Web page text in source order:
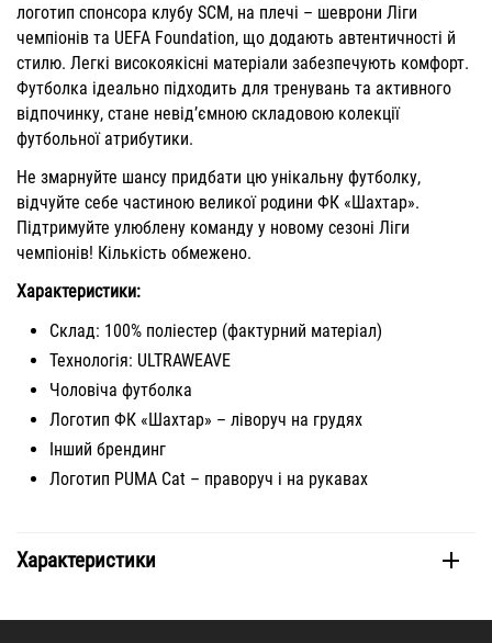
логотип спонсора клубу SCM, на плечі – шеврони Ліги
чемпіонів та UEFA Foundation, що додають автентичності й
стилю. Легкі високоякісні матеріали забезпечують комфорт.
Футболка ідеально підходить для тренувань та активного
відпочинку, стане невід’ємною складовою колекції
футбольної атрибутики.
Не змарнуйте шансу придбати цю унікальну футболку,
відчуйте себе частиною великої родини ФК «Шахтар».
Підтримуйте улюблену команду у новому сезоні Ліги
чемпіонів! Кількість обмежено.
Характеристики:
Склад: 100% поліестер (фактурний матеріал)
Технологія: ULTRAWEAVE
Чоловіча футболка
Логотип ФК «Шахтар» – ліворуч на грудях
Інший брендинг
Логотип PUMA Cat – праворуч і на рукавах
Характеристики